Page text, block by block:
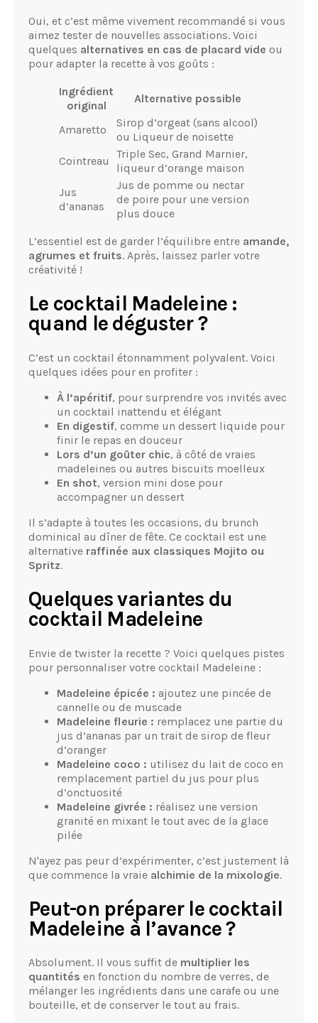
Oui, et c’est même vivement recommandé si vous
aimez tester de nouvelles associations. Voici
quelques alternatives en cas de placard vide ou
pour adapter la recette à vos goûts :
Ingrédient
original
Alternative possible
Amaretto
Sirop d’orgeat (sans alcool)
ou Liqueur de noisette
Cointreau
Triple Sec, Grand Marnier,
liqueur d’orange maison
Jus
d’ananas
Jus de pomme ou nectar
de poire pour une version
plus douce
L’essentiel est de garder l’équilibre entre amande,
agrumes et fruits. Après, laissez parler votre
créativité !
Le cocktail Madeleine :
quand le déguster ?
C’est un cocktail étonnamment polyvalent. Voici
quelques idées pour en profiter :
À l’apéritif, pour surprendre vos invités avec
un cocktail inattendu et élégant
En digestif, comme un dessert liquide pour
finir le repas en douceur
Lors d’un goûter chic, à côté de vraies
madeleines ou autres biscuits moelleux
En shot, version mini dose pour
accompagner un dessert
Il s’adapte à toutes les occasions, du brunch
dominical au dîner de fête. Ce cocktail est une
alternative raffinée aux classiques Mojito ou
Spritz.
Quelques variantes du
cocktail Madeleine
Envie de twister la recette ? Voici quelques pistes
pour personnaliser votre cocktail Madeleine :
Madeleine épicée : ajoutez une pincée de
cannelle ou de muscade
Madeleine fleurie : remplacez une partie du
jus d’ananas par un trait de sirop de fleur
d’oranger
Madeleine coco : utilisez du lait de coco en
remplacement partiel du jus pour plus
d’onctuosité
Madeleine givrée : réalisez une version
granité en mixant le tout avec de la glace
pilée
N'ayez pas peur d’expérimenter, c’est justement là
que commence la vraie alchimie de la mixologie.
Peut-on préparer le cocktail
Madeleine à l’avance ?
Absolument. Il vous suffit de multiplier les
quantités en fonction du nombre de verres, de
mélanger les ingrédients dans une carafe ou une
bouteille, et de conserver le tout au frais.